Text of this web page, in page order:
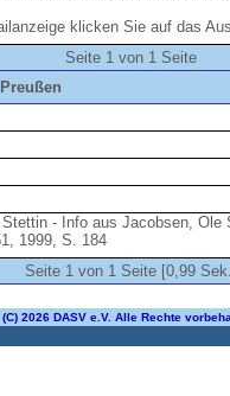
klicken Sie auf das
Seite 1 von 1 Seite
- Info aus Jacobsen,
1999, S. 184
Seite 1 von 1 Seite [0,99
(C) 2026 DASV e.V. Alle Rechte